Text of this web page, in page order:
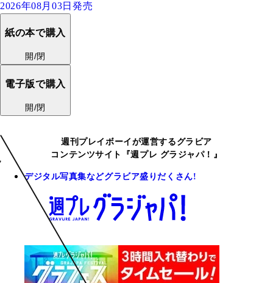
2026年08月03日発売
紙の本で購入
開/閉
電子版で購入
開/閉
週刊プレイボーイが運営するグラビア
コンテンツサイト『週プレ グラジャパ！』
デジタル写真集などグラビア盛りだくさん!